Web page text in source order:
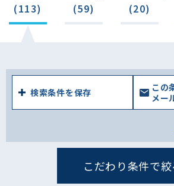
(113) (59) (20)
検索条件を保存
この
メー
こだわり条件で絞